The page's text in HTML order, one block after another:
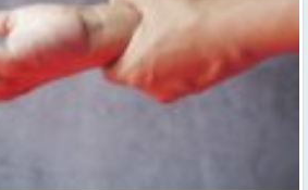
kā to novērst, atpazīt un veiksmīgi